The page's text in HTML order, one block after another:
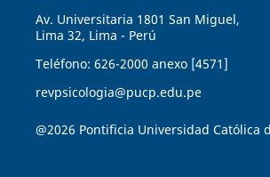
Av. Universitaria 1801 San Miguel,
Lima 32, Lima - Perú
Teléfono: 626-2000 anexo [4571]
revpsicologia@pucp.edu.pe
@2026 Pontificia Universidad Católica